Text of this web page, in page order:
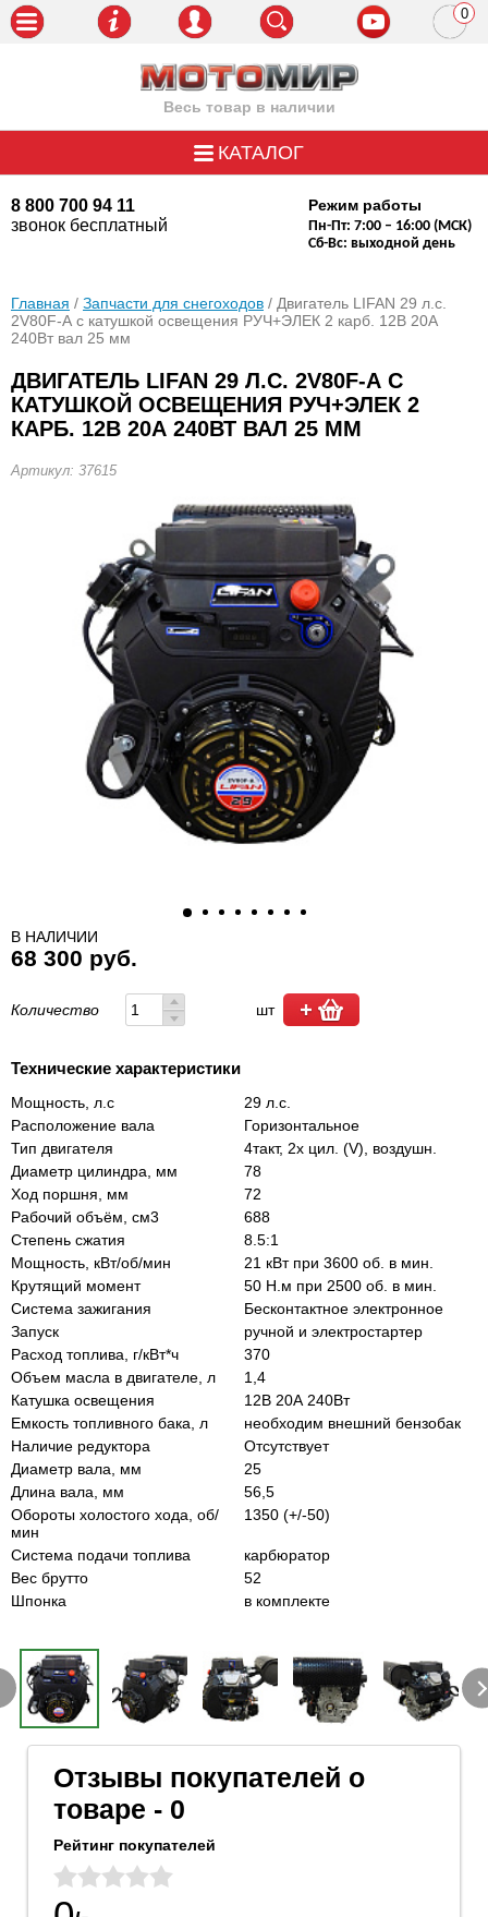
Весь товар в наличии
8 800 700 94 11
звонок бесплатный
Режим работы
Пн-Пт: 7:00 – 16:00 (МСК)
Сб-Вс: выходной день
0
КАТАЛОГ
Главная / Запчасти для снегоходов / Двигатель LIFAN 29 л.с.
2V80F-А с катушкой освещения РУЧ+ЭЛЕК 2 карб. 12В 20А
240Вт вал 25 мм
ДВИГАТЕЛЬ LIFAN 29 Л.С. 2V80F-А С
КАТУШКОЙ ОСВЕЩЕНИЯ РУЧ+ЭЛЕК 2
КАРБ. 12В 20А 240ВТ ВАЛ 25 ММ
Артикул: 37615
В НАЛИЧИИ
68 300 руб.
Количество шт
Технические характеристики
Мощность, л.с
29 л.с.
Расположение вала
Горизонтальное
Тип двигателя
4такт, 2х цил. (V), воздушн.
Диаметр цилиндра, мм
78
Ход поршня, мм
72
Рабочий объём, см3
688
Степень сжатия
8.5:1
Мощность, кВт/об/мин
21 кВт при 3600 об. в мин.
Крутящий момент
50 Н.м при 2500 об. в мин.
Система зажигания
Бесконтактное электронное
Запуск
ручной и электростартер
Расход топлива, г/кВт*ч
370
Объем масла в двигателе, л
1,4
Катушка освещения
12В 20А 240Вт
Емкость топливного бака, л
необходим внешний бензобак
Наличие редуктора
Отсутствует
Диаметр вала, мм
25
Длина вала, мм
56,5
Обороты холостого хода, об/
мин
1350 (+/-50)
Система подачи топлива
карбюратор
Вес брутто
52
Шпонка
в комплекте
Отзывы покупателей о
товаре - 0
Рейтинг покупателей